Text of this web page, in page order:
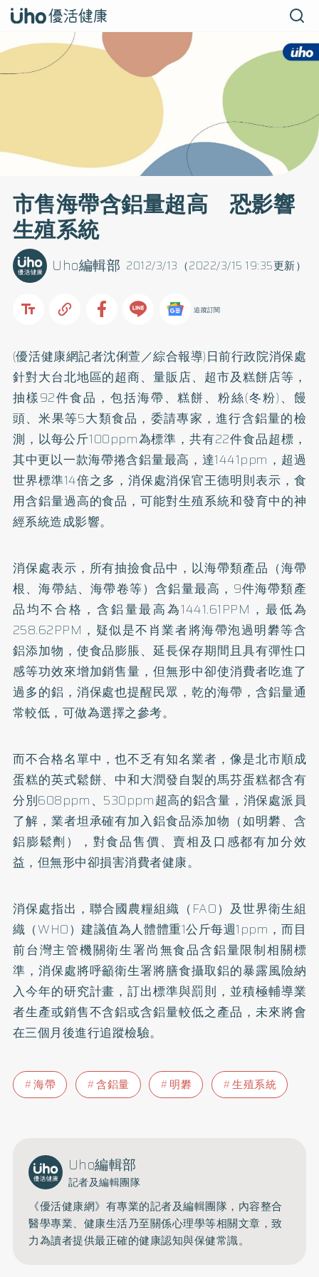
市售海帶含鋁量超高 恐影響
生殖系統
2012/3/13（2022/3/15 19:35更新）
Uho編輯部
追蹤訂閱
(優活健康網記者沈俐萱／綜合報導)日前行政院消保處
針對大台北地區的超商、量販店、超市及糕餅店等，
抽樣92件食品，包括海帶、糕餅、粉絲(冬粉)、饅
頭、米果等5大類食品，委請專家，進行含鋁量的檢
測，以每公斤100ppm為標準，共有22件食品超標，
其中更以一款海帶捲含鋁量最高，達1441ppm，超過
世界標準14倍之多，消保處消保官王德明則表示，食
用含鋁量過高的食品，可能對生殖系統和發育中的神
經系統造成影響。
消保處表示，所有抽撿食品中，以海帶類產品（海帶
根、海帶結、海帶卷等）含鋁量最高，9件海帶類產
品均不合格，含鋁量最高為1441.61PPM，最低為
258.62PPM，疑似是不肖業者將海帶泡過明礬等含
鋁添加物，使食品膨脹、延長保存期間且具有彈性口
感等功效來增加銷售量，但無形中卻使消費者吃進了
過多的鋁，消保處也提醒民眾，乾的海帶，含鋁量通
常較低，可做為選擇之參考。
而不合格名單中，也不乏有知名業者，像是北市順成
蛋糕的英式鬆餅、中和大潤發自製的馬芬蛋糕都含有
分別608ppm、530ppm超高的鋁含量，消保處派員
了解，業者坦承確有加入鋁食品添加物（如明礬、含
鋁膨鬆劑），對食品售價、賣相及口感都有加分效
益，但無形中卻損害消費者健康。
消保處指出，聯合國農糧組織（FAO）及世界衛生組
織（WHO）建議值為人體體重1公斤每週1ppm，而目
前台灣主管機關衛生署尚無食品含鋁量限制相關標
準，消保處將呼籲衛生署將膳食攝取鋁的暴露風險納
入今年的研究計畫，訂出標準與罰則，並積極輔導業
者生產或銷售不含鋁或含鋁量較低之產品，未來將會
在三個月後進行追蹤檢驗。
海帶 含鋁量 明礬 生殖系統
Uho編輯部
記者及編輯團隊
《優活健康網》有專業的記者及編輯團隊，內容整合
醫學專業、健康生活乃至關係心理學等相關文章，致
力為讀者提供最正確的健康認知與保健常識。